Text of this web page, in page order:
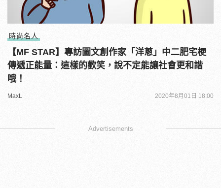
時尚名人
【MF STAR】專訪圖文創作家「洋蔥」中二肥宅梗
傳遞正能量：這樣的歡笑，說不定能讓社會更和諧
哦！
MaxL 2020年8月01日 18:00
Advertisements